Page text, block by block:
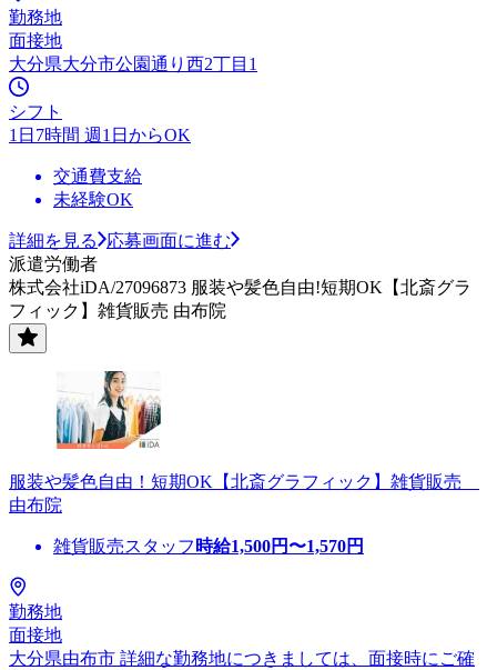
勤務地
面接地
大分県大分市公園通り西2丁目1
シフト
1日7時間 週1日からOK
交通費支給
未経験OK
詳細を見る
応募画面に進む
派遣労働者
株式会社iDA/27096873 服装や髪色自由!短期OK【北斎グラ
フィック】雑貨販売 由布院
服装や髪色自由！短期OK【北斎グラフィック】雑貨販売
由布院
雑貨販売スタッフ 時給1,500円〜1,570円
勤務地
面接地
大分県由布市 詳細な勤務地につきましては、面接時にご確